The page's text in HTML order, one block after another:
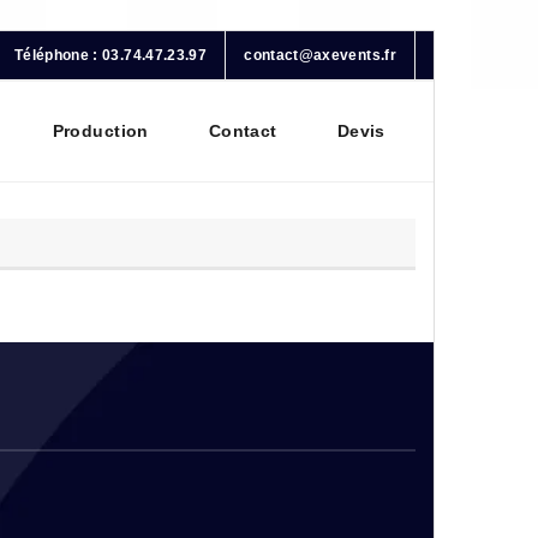
Téléphone : 03.74.47.23.97 contact@axevents.fr
Production Contact Devis